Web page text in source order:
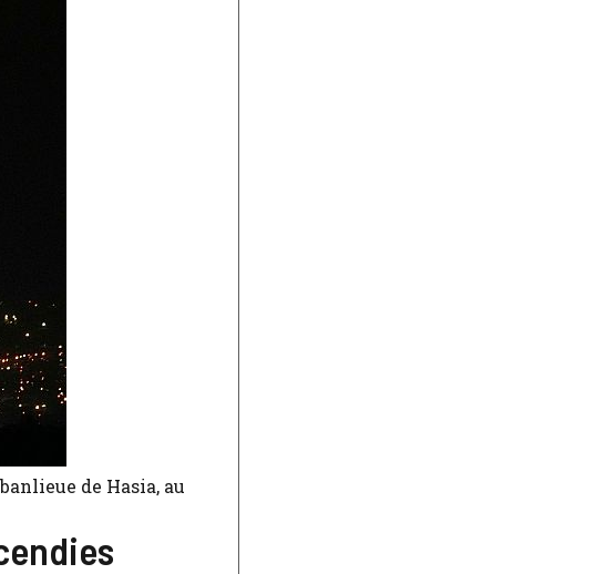
de Hasia, au